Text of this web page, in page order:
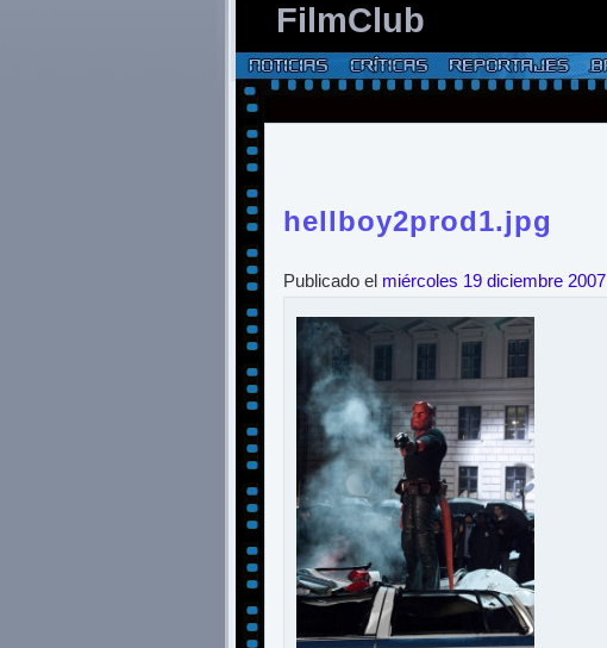
FilmClub
hellboy2prod1.jpg
Publicado el miércoles 19 diciembre 2007